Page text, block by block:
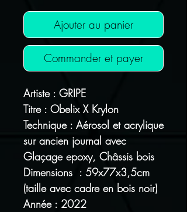
Ajouter au panier
Commander et payer
Artiste : GRIPE
Titre : Obelix X Krylon
Technique : Aérosol et acrylique
sur ancien journal avec
Glaçage epoxy, Châssis bois
Dimensions : 59x77x3,5cm
(taille avec cadre en bois noir)
Année : 2022